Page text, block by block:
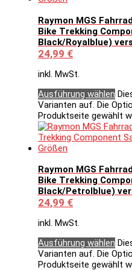
Raymon MGS
Bike Trekking
Black/Royalblue)
24,99 €
inkl. MwSt.
Ausführung wählen
Varianten auf. Die
Produktseite gewählt
Raymon MGS
Bike Trekking
Black/Petrolblue)
24,99 €
inkl. MwSt.
Ausführung wählen
Varianten auf. Die
Produktseite gewählt